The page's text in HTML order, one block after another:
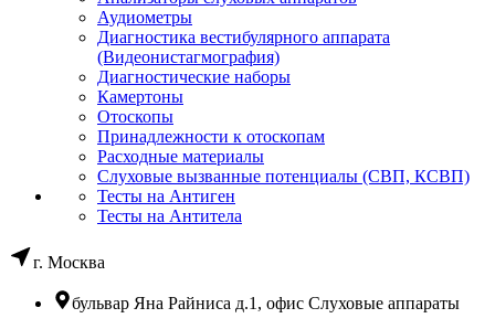
Аудиометры
Диагностика вестибулярного аппарата
(Видеонистагмография)
Диагностические наборы
Камертоны
Отоскопы
Принадлежности к отоскопам
Расходные материалы
Слуховые вызванные потенциалы (СВП, КСВП)
Тесты на Антиген
Тесты на Антитела
г. Москва
бульвар Яна Райниса д.1, офис Слуховые аппараты